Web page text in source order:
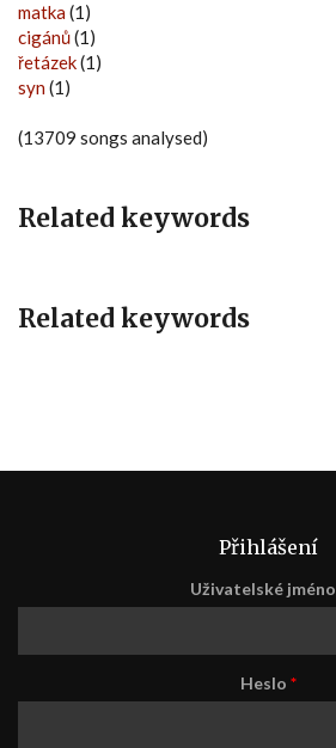
matka(1)
cigánů(1)
řetázek(1)
syn(1)
(13709 songs analysed)
Related keywords
Related keywords
Přihlášení
Uživatelské jméno
Heslo *